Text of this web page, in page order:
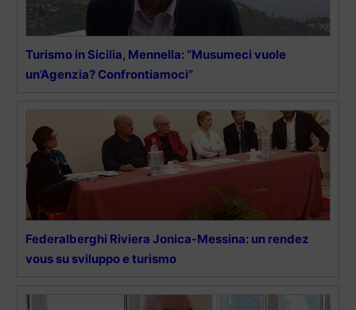
Turismo in Sicilia, Mennella: “Musumeci vuole
un’Agenzia? Confrontiamoci”
Federalberghi Riviera Jonica-Messina: un rendez
vous su sviluppo e turismo